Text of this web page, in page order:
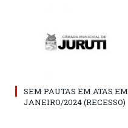
SEM PAUTAS EM ATAS EM
JANEIRO/2024 (RECESSO)